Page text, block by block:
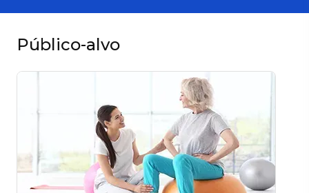
Público-alvo